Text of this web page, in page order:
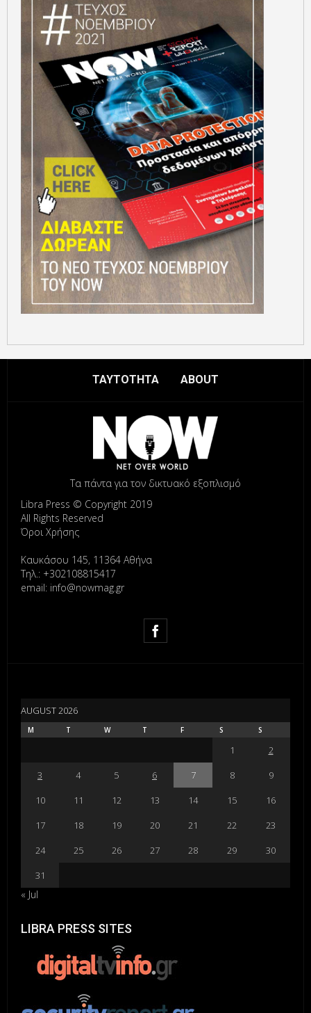
ΤΑΥΤΟΤΗΤΑ ABOUT
Τα πάντα για τον δικτυακό εξοπλισμό
Libra Press © Copyright 2019
All Rights Reserved
Όροι Χρήσης
Καυκάσου 145, 11364 Αθήνα
Τηλ.: +302108815417
email: info@nowmag.gr
AUGUST 2026
M T W T F S S
1
2
3
4 5 6 7 8
9
10
11 12 13 14 15
16
17
18 19 20 21 22
23
24
25 26 27 28 29
30
31
« Jul
LIBRA PRESS SITES